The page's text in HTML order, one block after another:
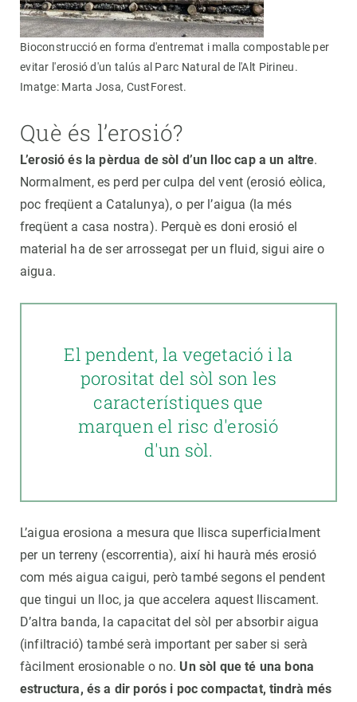
Bioconstrucció en forma d'entremat i malla compostable per
evitar l'erosió d'un talús al Parc Natural de l'Alt Pirineu.
Imatge: Marta Josa, CustForest.
Què és l’erosió?
L’erosió és la pèrdua de sòl d’un lloc cap a un altre.
Normalment, es perd per culpa del vent (erosió eòlica,
poc freqüent a Catalunya), o per l’aigua (la més
freqüent a casa nostra). Perquè es doni erosió el
material ha de ser arrossegat per un fluid, sigui aire o
aigua.
El pendent, la vegetació i la
porositat del sòl son les
característiques que
marquen el risc d'erosió
d'un sòl.
L’aigua erosiona a mesura que llisca superficialment
per un terreny (escorrentia), així hi haurà més erosió
com més aigua caigui, però també segons el pendent
que tingui un lloc, ja que accelera aquest lliscament.
D’altra banda, la capacitat del sòl per absorbir aigua
(infiltració) també serà important per saber si serà
fàcilment erosionable o no. Un sòl que té una bona
estructura, és a dir porós i poc compactat, tindrà més